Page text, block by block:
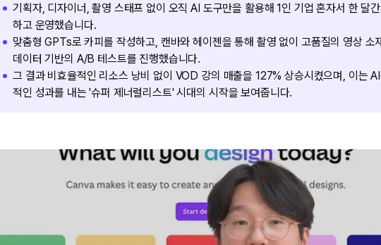
기획자, 디자이너, 촬영 스태프 없이 오직 AI 도구만을 활용해 1인 기업 혼자서 한 달
하고 운영했습니다.
맞춤형 GPTs로 카피를 작성하고, 캔바와 헤이젠을 통해 촬영 없이 고품질의 영상 소
데이터 기반의 A/B 테스트를 진행했습니다.
그 결과 비효율적인 리소스 낭비 없이 VOD 강의 매출을 127% 상승시켰으며, 이는
적인 성과를 내는 '슈퍼 제너럴리스트' 시대의 시작을 보여줍니다.